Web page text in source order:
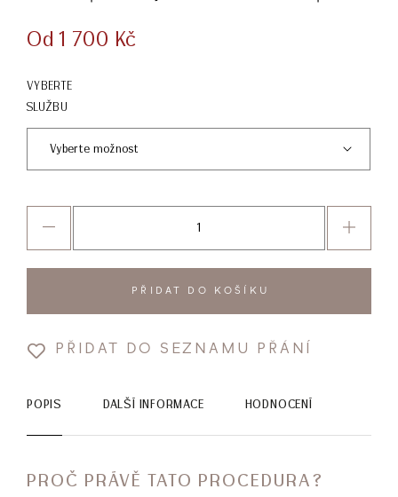
Od1 700 Kč
VYBERTE
SLUŽBU
PŘIDAT DO KOŠÍKU
PŘIDAT DO SEZNAMU PŘÁNÍ
POPIS DALŠÍ INFORMACE HODNOCENÍ
PROČ PRÁVĚ TATO PROCEDURA?